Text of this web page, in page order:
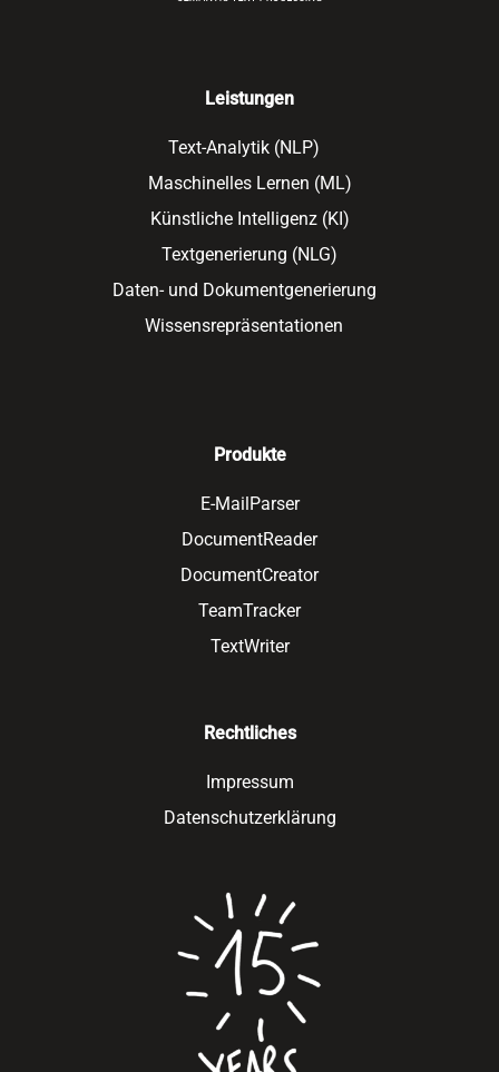
Leistungen
Text-Analytik (NLP)
Maschinelles Lernen (ML)
Künstliche Intelligenz (KI)
Textgenerierung (NLG)
Daten- und Dokumentgenerierung
Wissensrepräsentationen
Produkte
E-MailParser
DocumentReader
DocumentCreator
TeamTracker
TextWriter
Rechtliches
Impressum
Datenschutzerklärung